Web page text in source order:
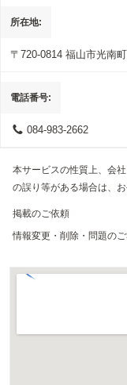
所在地
〒720-0814 福山市光南
電話番号
084-983-2662
本サービスの性質上、会
の誤り等がある場合は、
掲載のご依頼
情報変更・削除・問題の